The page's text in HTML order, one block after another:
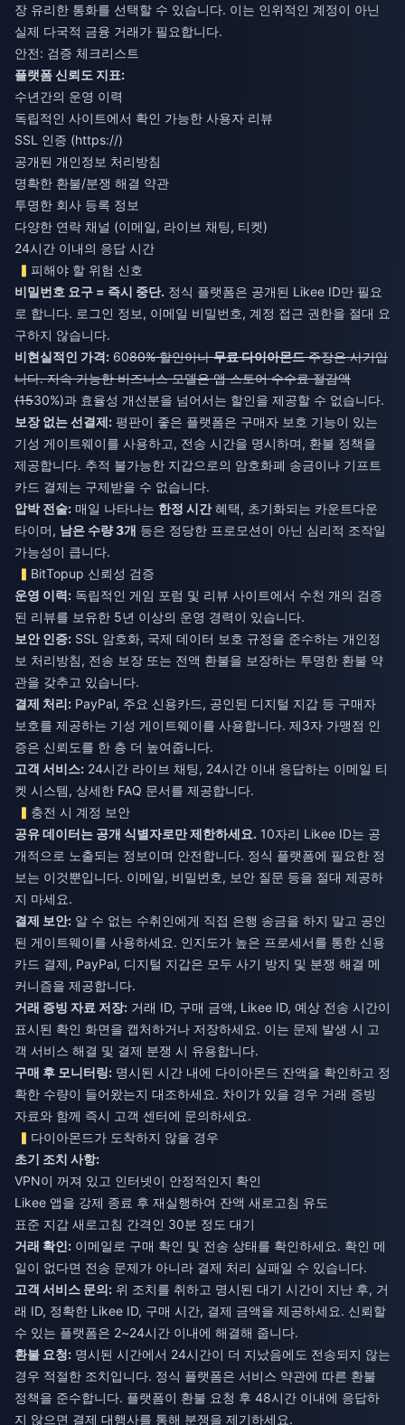
장 유리한 통화를 선택할 수 있습니다. 이는 인위적인 계정이 아닌
실제 다국적 금융 거래가 필요합니다.
안전: 검증 체크리스트
플랫폼 신뢰도 지표:
수년간의 운영 이력
독립적인 사이트에서 확인 가능한 사용자 리뷰
SSL 인증 (https://)
공개된 개인정보 처리방침
명확한 환불/분쟁 해결 약관
투명한 회사 등록 정보
다양한 연락 채널 (이메일, 라이브 채팅, 티켓)
24시간 이내의 응답 시간
피해야 할 위험 신호
비밀번호 요구 = 즉시 중단. 정식 플랫폼은 공개된 Likee ID만 필요
로 합니다. 로그인 정보, 이메일 비밀번호, 계정 접근 권한을 절대 요
구하지 않습니다.
비현실적인 가격: 6080% 할인이나무료 다이아몬드주장은 사기입
니다. 지속 가능한 비즈니스 모델은 앱 스토어 수수료 절감액
(1530%)과 효율성 개선분을 넘어서는 할인을 제공할 수 없습니다.
보장 없는 선결제: 평판이 좋은 플랫폼은 구매자 보호 기능이 있는
기성 게이트웨이를 사용하고, 전송 시간을 명시하며, 환불 정책을
제공합니다. 추적 불가능한 지갑으로의 암호화폐 송금이나 기프트
카드 결제는 구제받을 수 없습니다.
압박 전술: 매일 나타나는 한정 시간혜택, 초기화되는 카운트다운
타이머, 남은 수량 3개 등은 정당한 프로모션이 아닌 심리적 조작일
가능성이 큽니다.
BitTopup 신뢰성 검증
운영 이력: 독립적인 게임 포럼 및 리뷰 사이트에서 수천 개의 검증
된 리뷰를 보유한 5년 이상의 운영 경력이 있습니다.
보안 인증: SSL 암호화, 국제 데이터 보호 규정을 준수하는 개인정
보 처리방침, 전송 보장 또는 전액 환불을 보장하는 투명한 환불 약
관을 갖추고 있습니다.
결제 처리: PayPal, 주요 신용카드, 공인된 디지털 지갑 등 구매자
보호를 제공하는 기성 게이트웨이를 사용합니다. 제3자 가맹점 인
증은 신뢰도를 한 층 더 높여줍니다.
고객 서비스: 24시간 라이브 채팅, 24시간 이내 응답하는 이메일 티
켓 시스템, 상세한 FAQ 문서를 제공합니다.
충전 시 계정 보안
공유 데이터는 공개 식별자로만 제한하세요. 10자리 Likee ID는 공
개적으로 노출되는 정보이며 안전합니다. 정식 플랫폼에 필요한 정
보는 이것뿐입니다. 이메일, 비밀번호, 보안 질문 등을 절대 제공하
지 마세요.
결제 보안: 알 수 없는 수취인에게 직접 은행 송금을 하지 말고 공인
된 게이트웨이를 사용하세요. 인지도가 높은 프로세서를 통한 신용
카드 결제, PayPal, 디지털 지갑은 모두 사기 방지 및 분쟁 해결 메
커니즘을 제공합니다.
거래 증빙 자료 저장: 거래 ID, 구매 금액, Likee ID, 예상 전송 시간이
표시된 확인 화면을 캡처하거나 저장하세요. 이는 문제 발생 시 고
객 서비스 해결 및 결제 분쟁 시 유용합니다.
구매 후 모니터링: 명시된 시간 내에 다이아몬드 잔액을 확인하고 정
확한 수량이 들어왔는지 대조하세요. 차이가 있을 경우 거래 증빙
자료와 함께 즉시 고객 센터에 문의하세요.
다이아몬드가 도착하지 않을 경우
초기 조치 사항:
VPN이 꺼져 있고 인터넷이 안정적인지 확인
Likee 앱을 강제 종료 후 재실행하여 잔액 새로고침 유도
표준 지갑 새로고침 간격인 30분 정도 대기
거래 확인: 이메일로 구매 확인 및 전송 상태를 확인하세요. 확인 메
일이 없다면 전송 문제가 아니라 결제 처리 실패일 수 있습니다.
고객 서비스 문의: 위 조치를 취하고 명시된 대기 시간이 지난 후, 거
래 ID, 정확한 Likee ID, 구매 시간, 결제 금액을 제공하세요. 신뢰할
수 있는 플랫폼은 2~24시간 이내에 해결해 줍니다.
환불 요청: 명시된 시간에서 24시간이 더 지났음에도 전송되지 않는
경우 적절한 조치입니다. 정식 플랫폼은 서비스 약관에 따른 환불
정책을 준수합니다. 플랫폼이 환불 요청 후 48시간 이내에 응답하
지 않으면 결제 대행사를 통해 분쟁을 제기하세요.